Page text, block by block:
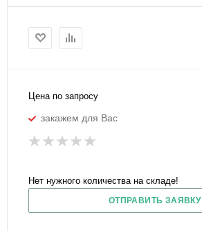
Цена по запросу
закажем для Вас
Нет нужного количества на складе!
ОТПРАВИТЬ ЗАЯВКУ